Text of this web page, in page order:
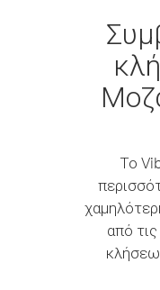
Το
από